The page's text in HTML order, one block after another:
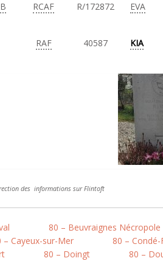
RCAF R/172872 EVA
RAF 40587 KIA
des informations sur Flintoft
80 – Beuvraignes
– Cayeux-sur-Mer
80 –
80 – Doingt 80 –